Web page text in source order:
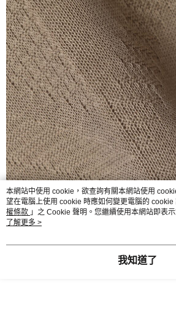
本網站中使用 cookie，欲查詢有關本網站使用
望在電腦上使用 cookie 時應如何變更電腦的 cookie
權條款 」之 Cookie 聲明。您繼續使用本網站即表
用條款之 Cookie 聲明使用 cookie。
了解更多 >
我知道了